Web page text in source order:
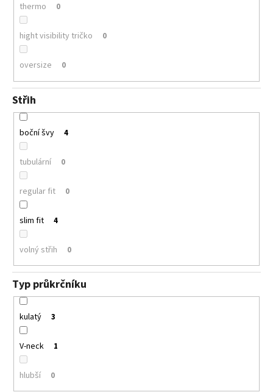
thermo 0
hight visibility tričko 0
oversize 0
Střih
boční švy 4
tubulární 0
regular fit 0
slim fit 4
volný střih 0
Typ průkrčníku
kulatý 3
V-neck 1
hlubší 0